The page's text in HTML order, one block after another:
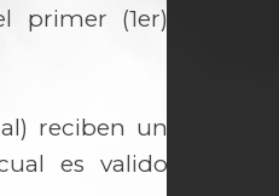
primer (1er)
reciben un
es valido